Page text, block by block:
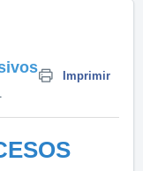
Imprimir